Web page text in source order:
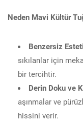
Neden Mavi Kültür
Benzersiz
sıkılanlar için
bir tercihtir.
Derin Doku ve
aşınmalar ve
hissini verir.